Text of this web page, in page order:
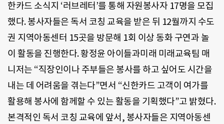
한카드 소식지 ‘러브레터’를 통해 자원봉사자 17명을 모집
했다. 봉사자들은 독서 코칭 교육을 받은 뒤 12월까지 수도
권 지역아동센터 15곳을 방문해 1회 이상 동화 구연과 놀
이 활동을 진행한다. 황정윤 아이들과미래 미래교육팀 매
니저는 “직장인이나 주부들은 봉사를 하고 싶어도 시간을
내는 데 어려움을 겪는다”면서 “신한카드 고객이 여가를
활용해 봉사에 함께할 수 있는 활동을 기획했다”고 밝혔다.
본격적인 독서 코칭 교육에 앞서, 봉사자들은 지역아동센